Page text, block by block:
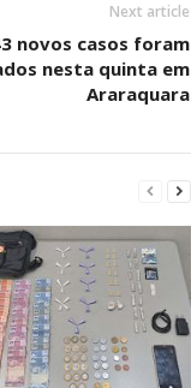
Next article
novos casos foram
nesta quinta em
Araraquara